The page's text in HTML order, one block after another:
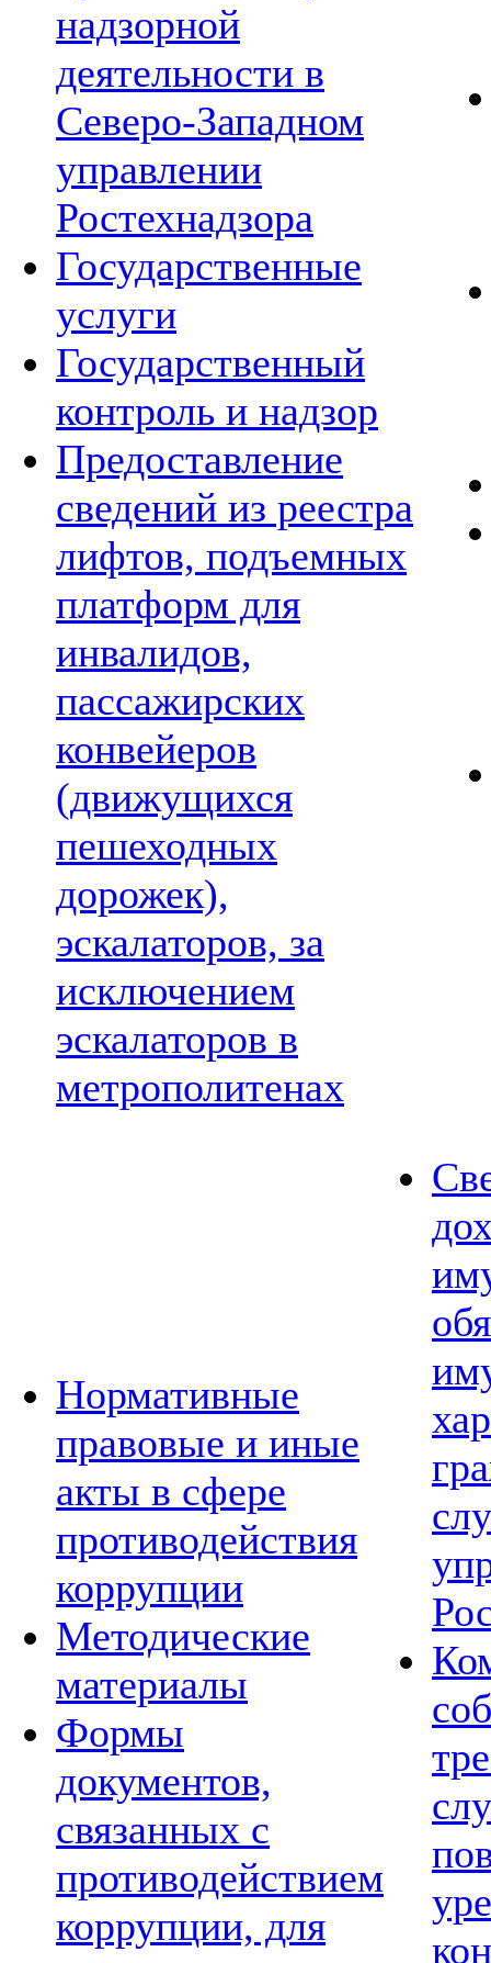
надзорной
деятельности в
Северо-Западном
управлении
Ростехнадзора
Государственные
услуги
Государственный
контроль и надзор
Предоставление
сведений из реестра
лифтов, подъемных
платформ для
инвалидов,
пассажирских
конвейеров
(движущихся
пешеходных
дорожек),
эскалаторов, за
исключением
эскалаторов в
метрополитенах
Нормативные
правовые и иные
акты в сфере
противодействия
коррупции
Методические
материалы
Формы
документов,
связанных с
противодействием
коррупции, для